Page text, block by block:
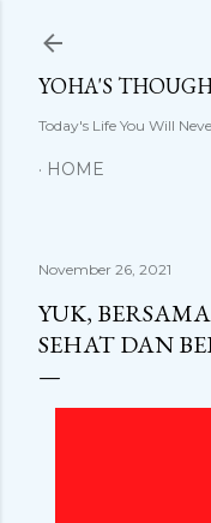
YOHA'S
Today's Life You Will
HOME
November 26, 2021
YUK,
SEHAT DAN